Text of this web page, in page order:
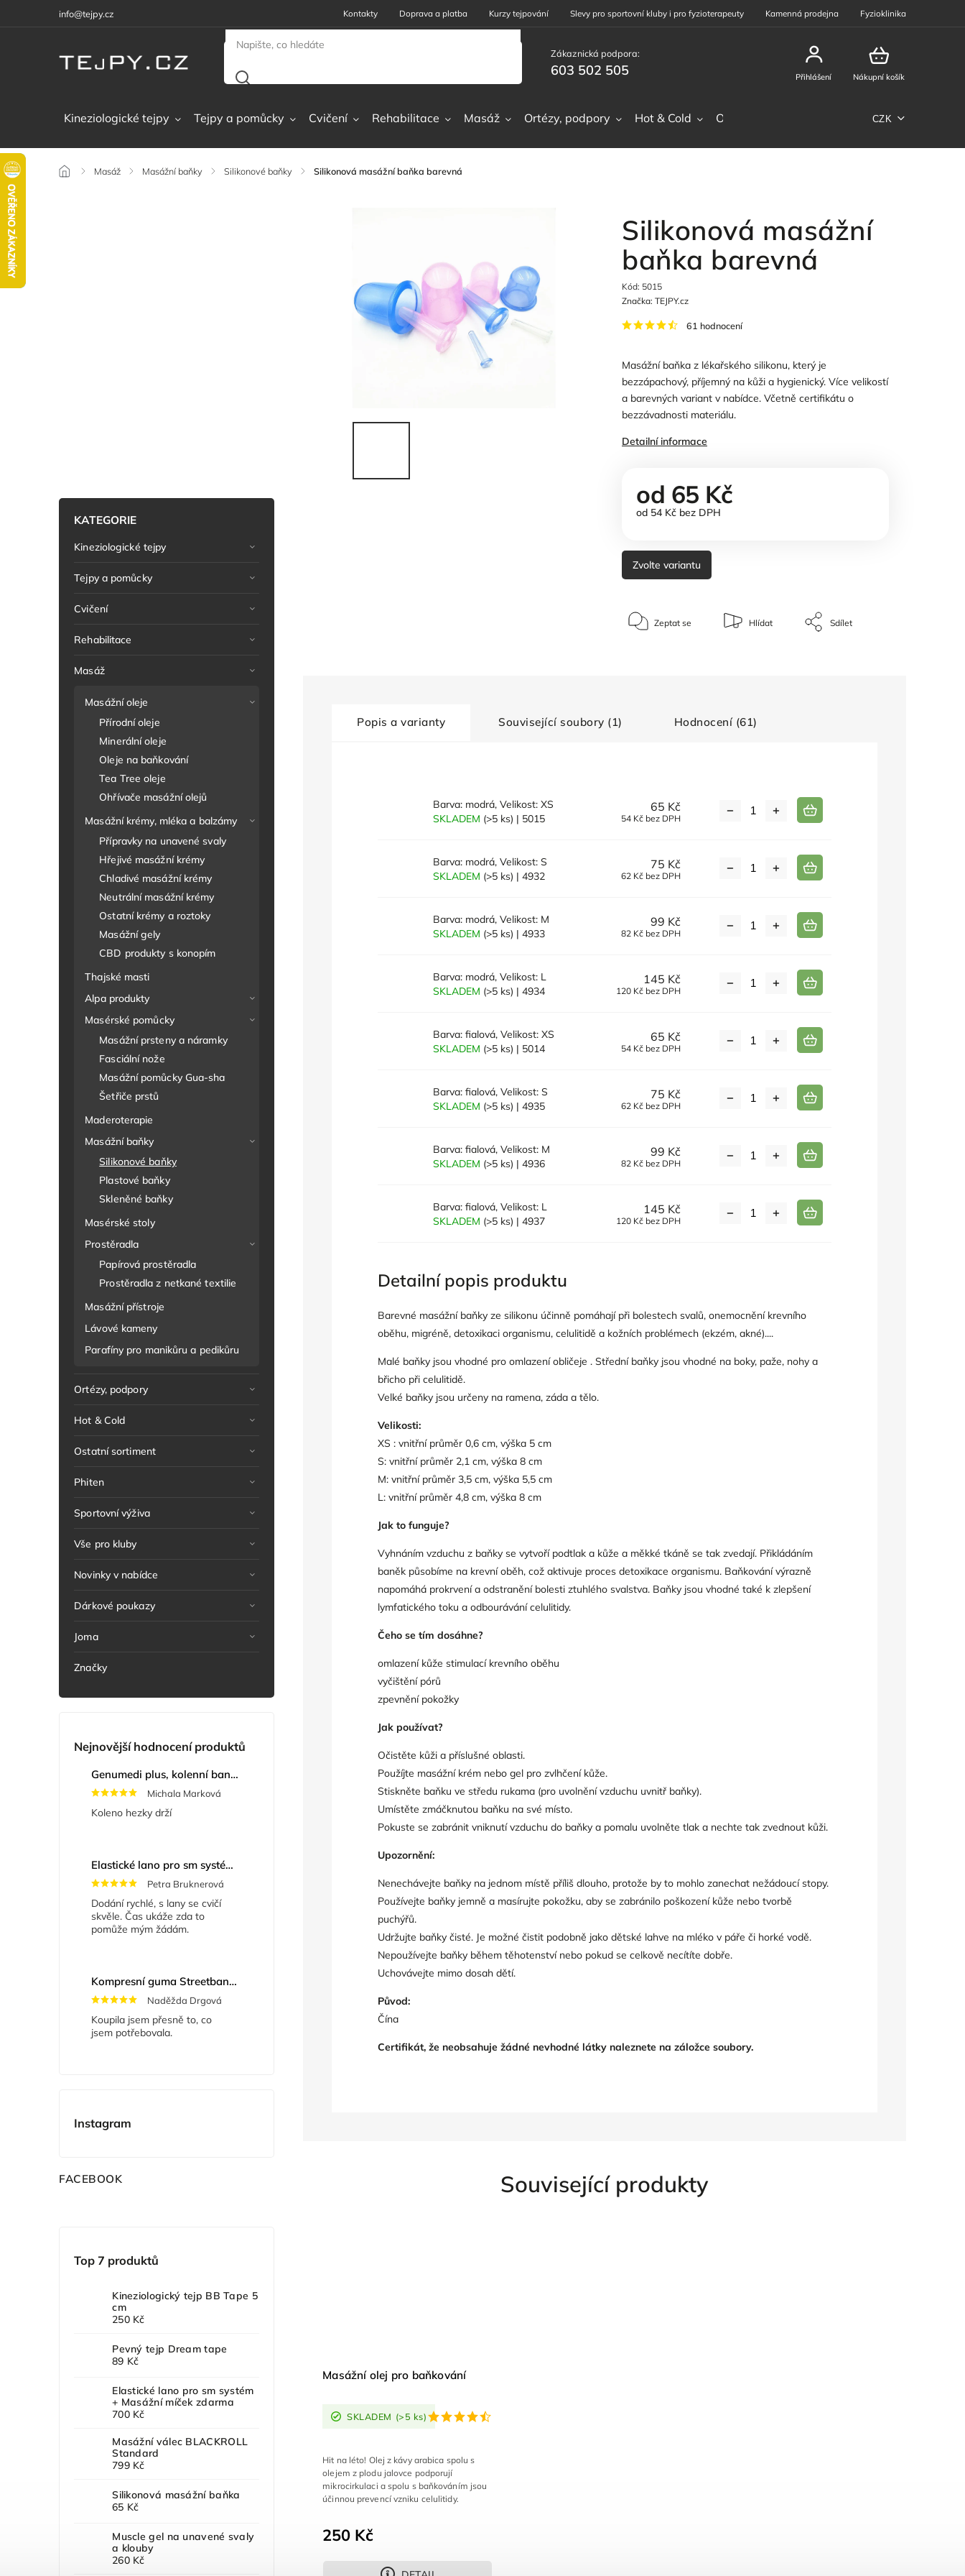
info@tejpy.cz Kontakty Doprava a platba Kurzy tejpování Slevy pro sportovní kluby i pro fyzioterapeuty Kamenná prodejna Fyzioklinika
Zákaznická podpora:
603 502 505 Nákupní košík
Přihlášení
CZK
Kineziologické tejpy Tejpy a pomůcky Cvičení Rehabilitace Masáž Ortézy, podpory Hot & Cold Ostatní sortiment Sportovní
/ Masáž / Masážní baňky / Silikonové baňky / Silikonová masážní baňka barevná
KATEGORIE
Kineziologické tejpy
Tejpy a pomůcky
Cvičení
Rehabilitace
Masáž
Masážní oleje
Přírodní oleje
Minerální oleje
Oleje na baňkování
Tea Tree oleje
Ohřívače masážní olejů
Masážní krémy, mléka a balzámy
Přípravky na unavené svaly
Hřejivé masážní krémy
Chladivé masážní krémy
Neutrální masážní krémy
Ostatní krémy a roztoky
Masážní gely
CBD produkty s konopím
Thajské masti
Alpa produkty
Masérské pomůcky
Masážní prsteny a náramky
Fasciální nože
Masážní pomůcky Gua-sha
Šetřiče prstů
Maderoterapie
Masážní baňky
Silikonové baňky
Plastové baňky
Skleněné baňky
Masérské stoly
Prostěradla
Papírová prostěradla
Prostěradla z netkané textilie
Masážní přístroje
Lávové kameny
Parafíny pro manikůru a pedikůru
Ortézy, podpory
Hot & Cold
Ostatní sortiment
Phiten
Sportovní výživa
Vše pro kluby
Novinky v nabídce
Dárkové poukazy
Joma
Značky
Nejnovější hodnocení produktů
Genumedi plus, kolenní bandáž se zvýšenou fixací
Michala Marková
Koleno hezky drží
Elastické lano pro sm systém
Petra Bruknerová
Dodání rychlé, s lany se cvičí
skvěle. Čas ukáže zda to
pomůže mým žádám.
Kompresní guma Streetband 5 cm x 2 m
Naděžda Drgová
Koupila jsem přesně to, co
jsem potřebovala.
Instagram
FACEBOOK
Top 7 produktů
Kineziologický tejp BB Tape 5
cm
250 Kč
Pevný tejp Dream tape
89 Kč
Elastické lano pro sm systém
+ Masážní míček zdarma
700 Kč
Masážní válec BLACKROLL
Standard
799 Kč
Silikonová masážní baňka
65 Kč
Muscle gel na unavené svaly
a klouby
260 Kč
Silikonová masážní
baňka barevná
Kód: 5015
61 hodnocení
Masážní baňka z lékařského silikonu, který je
bezzápachový, příjemný na kůži a hygienický. Více velikostí
a barevných variant v nabídce. Včetně certifikátu o
bezzávadnosti materiálu.
Detailní informace
Značka: TEJPY.cz
od 65 Kč
od 54 Kč bez DPH
Zvolte variantu
Zeptat se Hlídat Sdílet
Popis a varianty Související soubory (1) Hodnocení (61)
Barva: modrá, Velikost: XS
SKLADEM (>5 ks) | 5015
65 Kč
54 Kč bez DPH
Barva: modrá, Velikost: S
SKLADEM (>5 ks) | 4932
75 Kč
62 Kč bez DPH
Barva: modrá, Velikost: M
SKLADEM (>5 ks) | 4933
99 Kč
82 Kč bez DPH
Barva: modrá, Velikost: L
SKLADEM (>5 ks) | 4934
145 Kč
120 Kč bez DPH
Barva: fialová, Velikost: XS
SKLADEM (>5 ks) | 5014
65 Kč
54 Kč bez DPH
Barva: fialová, Velikost: S
SKLADEM (>5 ks) | 4935
75 Kč
62 Kč bez DPH
Barva: fialová, Velikost: M
SKLADEM (>5 ks) | 4936
99 Kč
82 Kč bez DPH
Barva: fialová, Velikost: L
SKLADEM (>5 ks) | 4937
145 Kč
120 Kč bez DPH
Detailní popis produktu
Barevné masážní baňky ze silikonu účinně pomáhají při bolestech svalů, onemocnění krevního
oběhu, migréně, detoxikaci organismu, celulitidě a kožních problémech (ekzém, akné)....
Malé baňky jsou vhodné pro omlazení obličeje . Střední baňky jsou vhodné na boky, paže, nohy a
břicho při celulitidě.
Velké baňky jsou určeny na ramena, záda a tělo.
Velikosti:
XS : vnitřní průměr 0,6 cm, výška 5 cm
S: vnitřní průměr 2,1 cm, výška 8 cm
M: vnitřní průměr 3,5 cm, výška 5,5 cm
L: vnitřní průměr 4,8 cm, výška 8 cm
Jak to funguje?
Vyhnáním vzduchu z baňky se vytvoří podtlak a kůže a měkké tkáně se tak zvedají. Přikládáním
baněk působíme na krevní oběh, což aktivuje proces detoxikace organismu. Baňkování výrazně
napomáhá prokrvení a odstranění bolesti ztuhlého svalstva. Baňky jsou vhodné také k zlepšení
lymfatického toku a odbourávání celulitidy.
Čeho se tím dosáhne?
omlazení kůže stimulací krevního oběhu
vyčištění pórů
zpevnění pokožky
Jak používat?
Očistěte kůži a příslušné oblasti.
Použíjte masážní krém nebo gel pro zvlhčení kůže.
Stiskněte baňku ve středu rukama (pro uvolnění vzduchu uvnitř baňky).
Umístěte zmáčknutou baňku na své místo.
Pokuste se zabránit vniknutí vzduchu do baňky a pomalu uvolněte tlak a nechte tak zvednout kůži.
Upozornění:
Nenechávejte baňky na jednom místě příliš dlouho, protože by to mohlo zanechat nežádoucí stopy.
Používejte baňky jemně a masírujte pokožku, aby se zabránilo poškození kůže nebo tvorbě
puchýřů.
Udržujte baňky čisté. Je možné čistit podobně jako dětské lahve na mléko v páře či horké vodě.
Nepoužívejte baňky během těhotenství nebo pokud se celkově necítíte dobře.
Uchovávejte mimo dosah dětí.
Původ:
Čína
Certifikát, že neobsahuje žádné nevhodné látky naleznete na záložce soubory.
Související produkty
Masážní olej pro baňkování
SKLADEM (>5 ks)
250 Kč
Hit na léto! Olej z kávy arabica spolu s
olejem z plodu jalovce podporují
mikrocirkulaci a spolu s baňkováním jsou
účinnou prevencí vzniku celulitidy.